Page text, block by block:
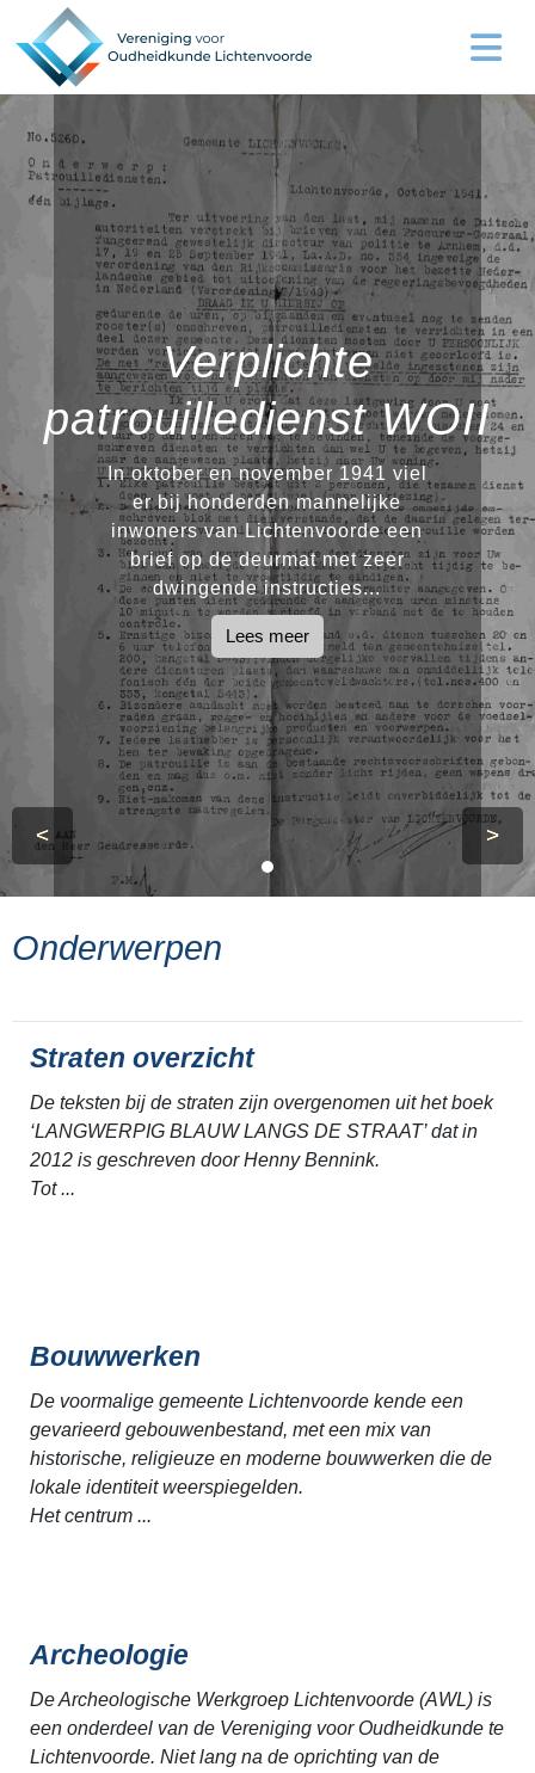
Verplichte
patrouilledienst WOII
In oktober en november 1941 viel
er bij honderden mannelijke
inwoners van Lichtenvoorde een
brief op de deurmat met zeer
dwingende instructies...
Lees meer
< >
Onderwerpen
Straten overzicht
De teksten bij de straten zijn overgenomen uit het boek
‘LANGWERPIG BLAUW LANGS DE STRAAT’ dat in
2012 is geschreven door Henny Bennink.
Tot ...
Bouwwerken
De voormalige gemeente Lichtenvoorde kende een
gevarieerd gebouwenbestand, met een mix van
historische, religieuze en moderne bouwwerken die de
lokale identiteit weerspiegelden.
Het centrum ...
Archeologie
De Archeologische Werkgroep Lichtenvoorde (AWL) is
een onderdeel van de Vereniging voor Oudheidkunde te
Lichtenvoorde. Niet lang na de oprichting van de